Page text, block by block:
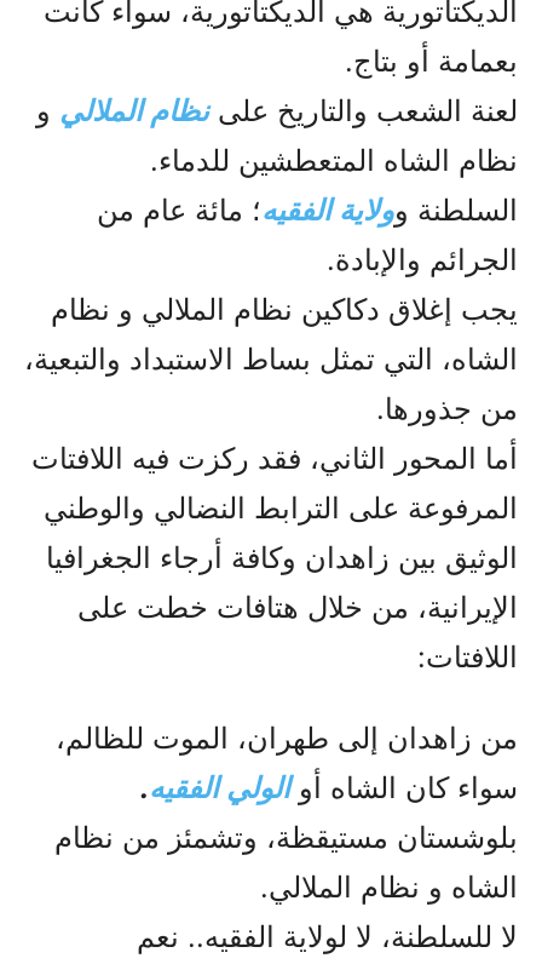
الديكتاتورية هي الديكتاتورية، سواء كانت
بعمامة أو بتاج.
لعنة الشعب والتاريخ علىنظام الملالي و
نظام الشاه المتعطشين للدماء.
السلطنة وولاية الفقيه؛ مائة عام من
الجرائم والإبادة.
يجب إغلاق دكاكين نظام الملالي و نظام
الشاه، التي تمثل بساط الاستبداد والتبعية،
من جذورها.
أما المحور الثاني، فقد ركزت فيه اللافتات
المرفوعة على الترابط النضالي والوطني
الوثيق بين زاهدان وكافة أرجاء الجغرافيا
الإيرانية، من خلال هتافات خطت على
اللافتات:
من زاهدان إلى طهران، الموت للظالم،
سواء كان الشاه أوالولي الفقيه.
بلوشستان مستيقظة، وتشمئز من نظام
الشاه و نظام الملالي.
لا للسلطنة، لا لولاية الفقيه.. نعم